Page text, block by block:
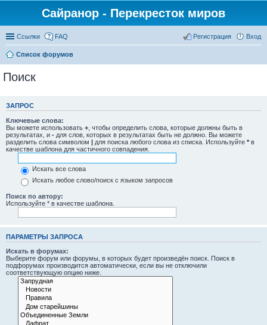
Сайранор - Перекресток миров
Ссылки FAQ Вход
Регистрация
Список форумов
Поиск
ЗАПРОС
Ключевые слова:
Вы можете использовать + , чтобы определить слова, которые должны быть в
результатах, и - для слов, которых в результатах быть не должно. Вы можете
разделить слова символом | для поиска любого слова из списка. Используйте * в
качестве шаблона для частичного совпадения.
Искать все слова
Искать любое слово/поиск с языком запросов
Поиск по автору:
Используйте * в качестве шаблона.
ПАРАМЕТРЫ ЗАПРОСА
Искать в форумах:
Выберите форум или форумы, в которых будет произведён поиск. Поиск в
подфорумах производится автоматически, если вы не отключили
соответствующую опцию ниже.